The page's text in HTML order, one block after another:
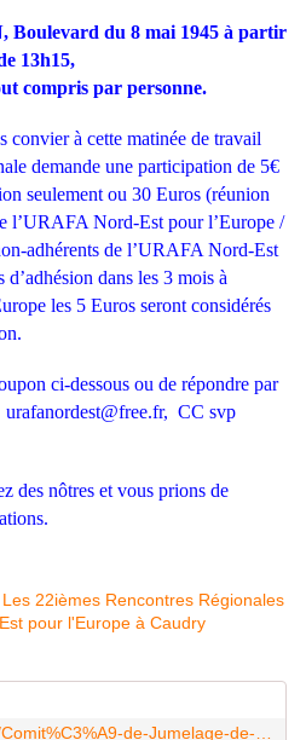
Boulevard du 8 mai 1945 à partir
13h15,
compris par personne.
convier à cette matinée de travail
demande une participation de 5€
seulement ou 30 Euros (réunion
l’URAFA Nord-Est pour l’Europe /
adhérents de l’URAFA Nord-Est
dans les 3 mois à
les 5 Euros seront considérés
ci-dessous ou de répondre par
urafanordest@free.fr, CC svp
des nôtres et vous prions de